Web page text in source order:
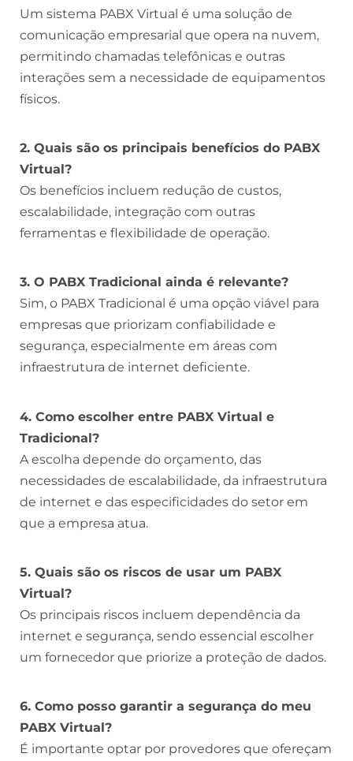
Um sistema PABX Virtual é uma solução de
comunicação empresarial que opera na nuvem,
permitindo chamadas telefônicas e outras
interações sem a necessidade de equipamentos
físicos.
2. Quais são os principais benefícios do PABX
Virtual?
Os benefícios incluem redução de custos,
escalabilidade, integração com outras
ferramentas e flexibilidade de operação.
3. O PABX Tradicional ainda é relevante?
Sim, o PABX Tradicional é uma opção viável para
empresas que priorizam confiabilidade e
segurança, especialmente em áreas com
infraestrutura de internet deficiente.
4. Como escolher entre PABX Virtual e
Tradicional?
A escolha depende do orçamento, das
necessidades de escalabilidade, da infraestrutura
de internet e das especificidades do setor em
que a empresa atua.
5. Quais são os riscos de usar um PABX
Virtual?
Os principais riscos incluem dependência da
internet e segurança, sendo essencial escolher
um fornecedor que priorize a proteção de dados.
6. Como posso garantir a segurança do meu
PABX Virtual?
É importante optar por provedores que ofereçam